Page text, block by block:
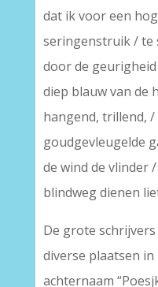
dat ik voor een
seringenstruik / te
door de geurigheid
diep blauw van de
hangend, trillend, /
goudgevleugelde
de wind de vlinder
blindweg dienen
De grote
diverse plaatsen in
achternaam